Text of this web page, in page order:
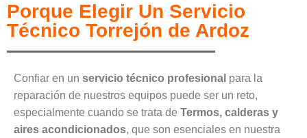
Porque Elegir Un Servicio
Técnico Torrejón de Ardoz
Confiar en un servicio técnico profesional para la
reparación de nuestros equipos puede ser un reto,
especialmente cuando se trata de Termos, calderas y
aires acondicionados, que son esenciales en nuestra